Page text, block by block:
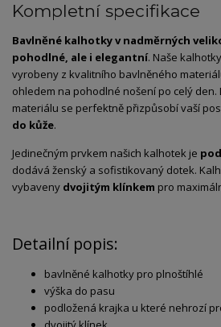
Kompletní specifikace
Bavlněné kalhotky v nadměrných
pohodlné, ale i elegantní. Naše
vyrobeny z kvalitního bavlněného
ohledem na pohodlné nošení po celý den.
materiálu se perfektně přizpůsobí vaší
do kůže.
Jedinečným prvkem našich kalhotek je
dodává ženský a sofistikovaný dotek.
vybaveny dvojitým klínkem pro
Detailní popis:
bavlněné kalhotky pro plnoštíhlé
výška do pasu
podložená krajka u které nehrozí